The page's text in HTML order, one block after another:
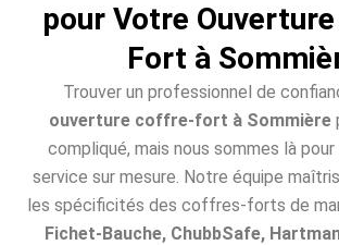
pour Votre
Fort à
Trouver un professionnel de
ouverture coffre-fort à Sommière
compliqué, mais nous sommes là
service sur mesure. Notre équipe
les spécificités des coffres-forts de
Fichet-Bauche, ChubbSafe,